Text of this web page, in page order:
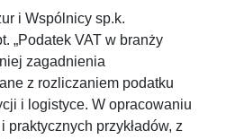
i Wspólnicy sp.k.
„Podatek VAT w branży
zagadnienia
z rozliczaniem podatku
i logistyce. W opracowaniu
przykładów, z